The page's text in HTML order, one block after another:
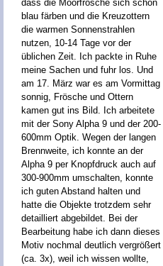
dass die Moorfrösche sich schon
blau färben und die Kreuzottern
die warmen Sonnenstrahlen
nutzen, 10-14 Tage vor der
üblichen Zeit. Ich packte in Ruhe
meine Sachen und fuhr los. Und
am 17. März war es am Vormittag
sonnig, Frösche und Ottern
kamen gut ins Bild. Ich arbeitete
mit der Sony Alpha 9 und der 200-
600mm Optik. Wegen der langen
Brennweite, ich konnte an der
Alpha 9 per Knopfdruck auch auf
300-900mm umschalten, konnte
ich guten Abstand halten und
hatte die Objekte trotzdem sehr
detailliert abgebildet. Bei der
Bearbeitung habe ich dann dieses
Motiv nochmal deutlich vergrößert
(ca. 3x), weil ich wissen wollte,